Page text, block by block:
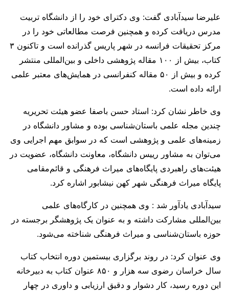
علیرضا سیدآبادی گفت: وی دکترای خود را از دانشگاه تربیت
مدرس دریافت کرده و همچنین فرصت مطالعاتی خود را در
مرکز تحقیقات فرانسه در شهر پاریس گذرانده است و تاکنون ۳
کتاب، بیش از ۱۰۰ مقاله پژوهشی داخلی و بین‌المللی منتشر
کرده و بیش از ۵۰ مقاله کنفرانسی در همایش‌های معتبر علمی
ارائه داده است.
وی خاطر نشان کرد: استاد حسن باصفا عضو هیئت تحریریه
چندین مجله علمی باستان‌شناسی بوده و مشاور دانشگاه در
زمینه‌های علمی و پژوهشی است که در سوابق مهم اجرایی وی
می‌توان به مشاور رییس دانشگاه، معاونت دانشگاه، عضویت در
هیئت‌های راهبردی پایگاه‌های میراث فرهنگی و قائم‌مقامی
پایگاه میراث فرهنگی شهر کهن نیشابور اشاره کرد.
سیدآبادی یادآور شد : وی همچنین در کارگاه‌های علمی
بین‌المللی مشارکت داشته و به عنوان یک پژوهشگر برجسته در
حوزه باستان‌شناسی و میراث فرهنگی شناخته می‌شود.
وی عنوان کرد: در روند برگزاری بیستمین دوره انتخاب کتاب
سال خراسان رضوی سه هزار و ۸۵۰ عنوان کتاب به دبیرخانه
این دوره رسید، کار دشوار و دقیق ارزیابی و داوری در چهار